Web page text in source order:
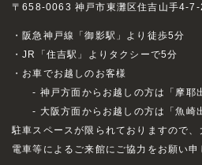
〒658-0063 神戸市東灘区住吉山手4-7-
・阪急神戸線「御影駅」より徒歩5分
・JR「住吉駅」よりタクシーで5分
・お車でお越しのお客様
- 神戸方面からお越しの方は「摩耶
- 大阪方面からお越しの方は「魚崎
駐車スペースが限られておりますので、
電車等によるご来館にご協力をお願い申